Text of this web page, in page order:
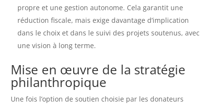
propre et une gestion autonome. Cela garantit une
réduction fiscale, mais exige davantage d’implication
dans le choix et dans le suivi des projets soutenus, avec
une vision à long terme.
Mise en œuvre de la stratégie
philanthropique
Une fois l’option de soutien choisie par les donateurs